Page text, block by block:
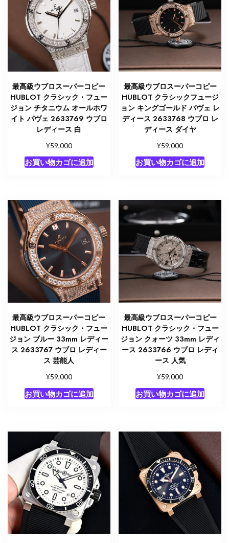
最高級ウブロスーパーコピー
HUBLOT クラシック・フュー
ジョン チタニウム オールホワ
イト パヴェ 2633769 ウブロ
レディース 白
¥59,000
お買い物カゴに追加
最高級ウブロスーパーコピー
HUBLOT クラシックフュージ
ョン キングゴールド パヴェ レ
ディース 2633768 ウブロ レ
ディース ダイヤ
¥59,000
お買い物カゴに追加
最高級ウブロスーパーコピー
HUBLOT クラシック・フュー
ジョン ブルー 33mm レディー
ス 2633767 ウブロ レディー
ス 芸能人
¥59,000
お買い物カゴに追加
最高級ウブロスーパーコピー
HUBLOT クラシック・フュー
ジョン クォーツ 33mm レディ
ース 2633766 ウブロ レディ
ース 人気
¥59,000
お買い物カゴに追加